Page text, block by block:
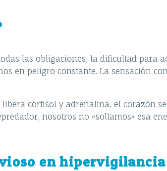
las obligaciones, la dificultad para
en peligro constante. La sensación
cortisol y adrenalina, el corazón
nosotros no «soltamos» esa
en